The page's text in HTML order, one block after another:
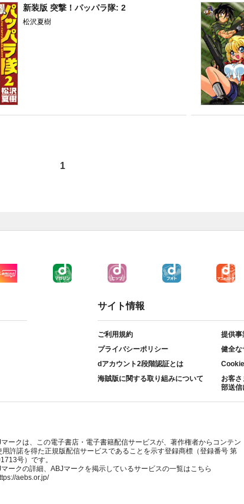
新装版 突撃！パッパラ隊: 2
松沢夏樹
1
サイト情報
ご利用規約
提供事
プライバシーポリシー
健全な
dアカウント2段階認証とは
海賊版に関する取り組みについて
お客
部送信
ークは、この電子書店・電子書籍配信サービスが、著作権者からコンテン
用許諾を得た正規版配信サービスであることを示す登録商標（登録番号 第
号）です。
ークの詳細、ABJマークを掲示しているサービスの一覧はこちら
aebs.or.jp/